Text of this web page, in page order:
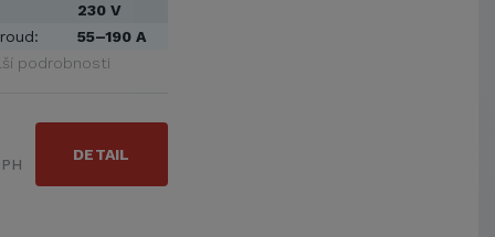
230 V
55–190 A
podrobnosti
DETAIL